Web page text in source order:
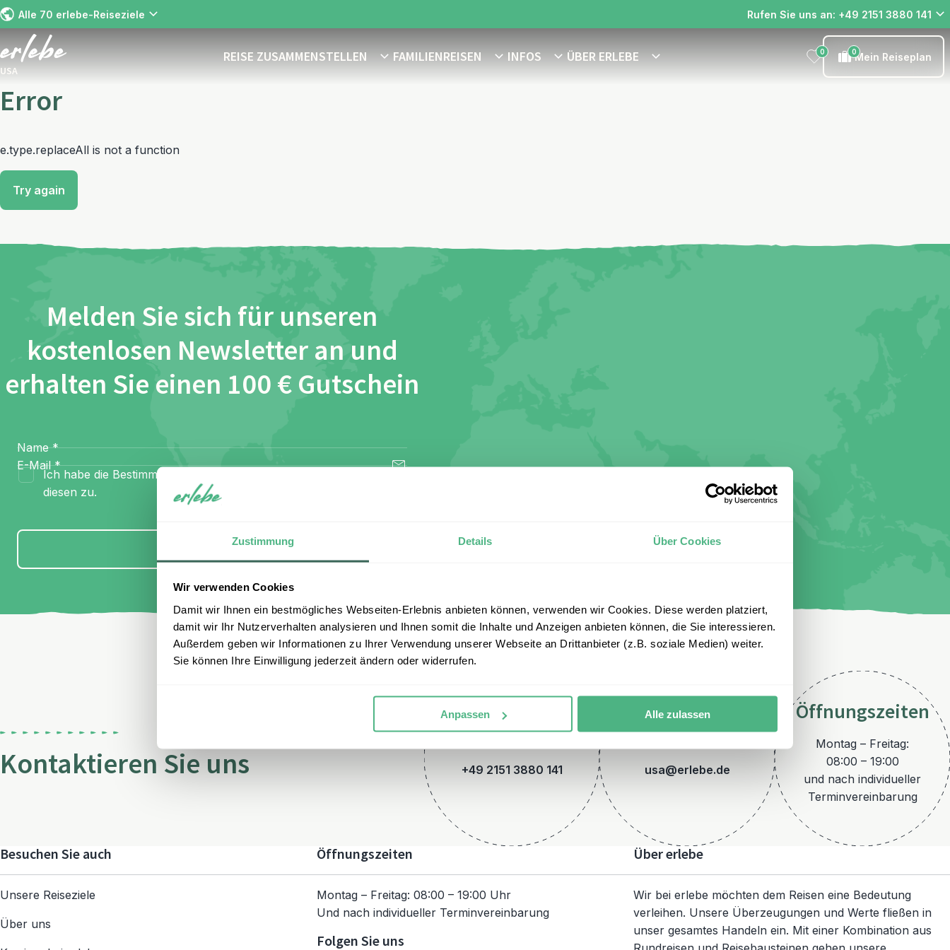
Zustimmung Details Über Cookies
Wir verwenden Cookies
Damit wir Ihnen ein bestmögliches Webseiten-Erlebnis anbieten können, verwenden wir Cookies. Diese werden platziert,
damit wir Ihr Nutzerverhalten analysieren und Ihnen somit die Inhalte und Anzeigen anbieten können, die Sie interessieren.
Außerdem geben wir Informationen zu Ihrer Verwendung unserer Webseite an Drittanbieter (z.B. soziale Medien) weiter.
Sie können Ihre Einwilligung jederzeit ändern oder widerrufen.
Anpassen Alle zulassen
Alle 70 erlebe-Reiseziele Rufen Sie uns an: +49 2151 3880 141
USA
REISE ZUSAMMENSTELLEN FAMILIENREISEN INFOS ÜBER ERLEBE 0 0Mein Reiseplan
Error
e.type.replaceAll is not a function
Try again
Melden Sie sich für unseren
kostenlosen Newsletter an und
erhalten Sie einen 100 € Gutschein
Name *
E-Mail *
Ich habe die Bestimmungen zum
diesen zu.
Anmelden
Kontaktieren Sie uns
Telefon
+49 2151 3880 141
E-Mail
usa@erlebe.de
Öffnungszeiten
Montag – Freitag:
08:00 – 19:00
und nach individueller
Terminvereinbarung
Besuchen Sie auch
Unsere Reiseziele
Über uns
Öffnungszeiten
Montag – Freitag: 08:00 – 19:00 Uhr
Und nach individueller Terminvereinbarung
Folgen Sie uns
Über erlebe
Wir bei erlebe möchten dem Reisen eine Bedeutung
verleihen. Unsere Überzeugungen und Werte fließen in
unser gesamtes Handeln ein. Mit einer Kombination aus